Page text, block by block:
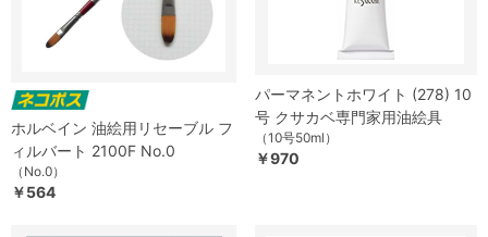
ホルベイン 油絵用リセーブル フ
ィルバート 2100F No.0
（No.0）
￥564
パーマネントホワイト (278) 10
号 クサカベ専門家用油絵具
（10号50ml）
￥970